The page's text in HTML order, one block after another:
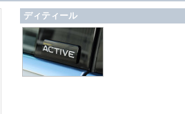
ディティール